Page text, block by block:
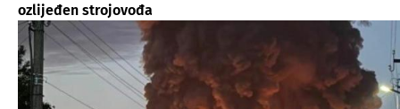
ozlijeđen strojovođa